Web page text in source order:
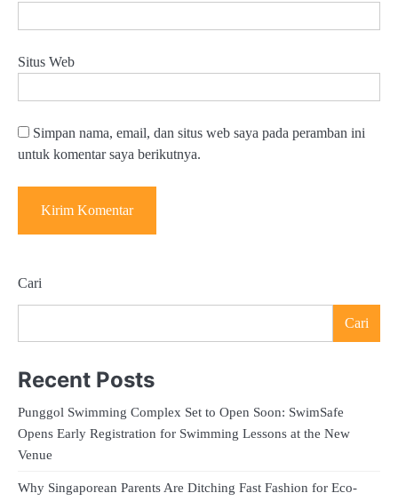
Situs Web
Simpan nama, email, dan situs web saya pada peramban ini
untuk komentar saya berikutnya.
Cari
Cari
Recent Posts
Punggol Swimming Complex Set to Open Soon: SwimSafe
Opens Early Registration for Swimming Lessons at the New
Venue
Why Singaporean Parents Are Ditching Fast Fashion for Eco-